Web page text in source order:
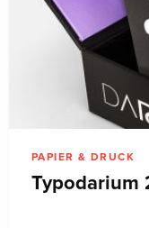
PAPIER & DRUCK
Typodarium